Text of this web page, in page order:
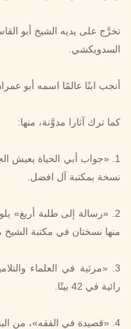
تخرَّج على يديه الشيخ أبو
السدويكشي.
أنجب ابنًا عالمًا اسمه أبو
كما ترك آثارا مدوَّنة، منها:
1. «جواب أبي الحياة يعيش
نسخة بمكتبة آل افضل.
2. «رسالة إلى طلبة
منها نسختان في مكتبة
رائية في 42 بيتًا.
4. «قصيدة في الفقه»، من البحر الطويل.